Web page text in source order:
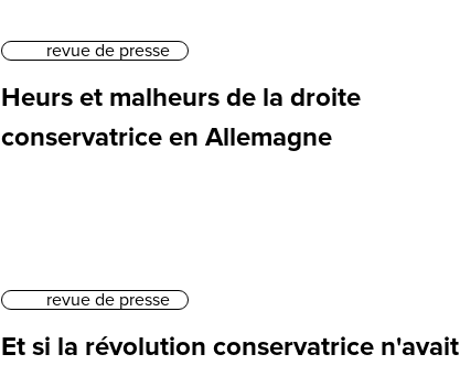
revue de presse
Heurs et malheurs de la droite
conservatrice en Allemagne
revue de presse
Et si la révolution conservatrice n'avait